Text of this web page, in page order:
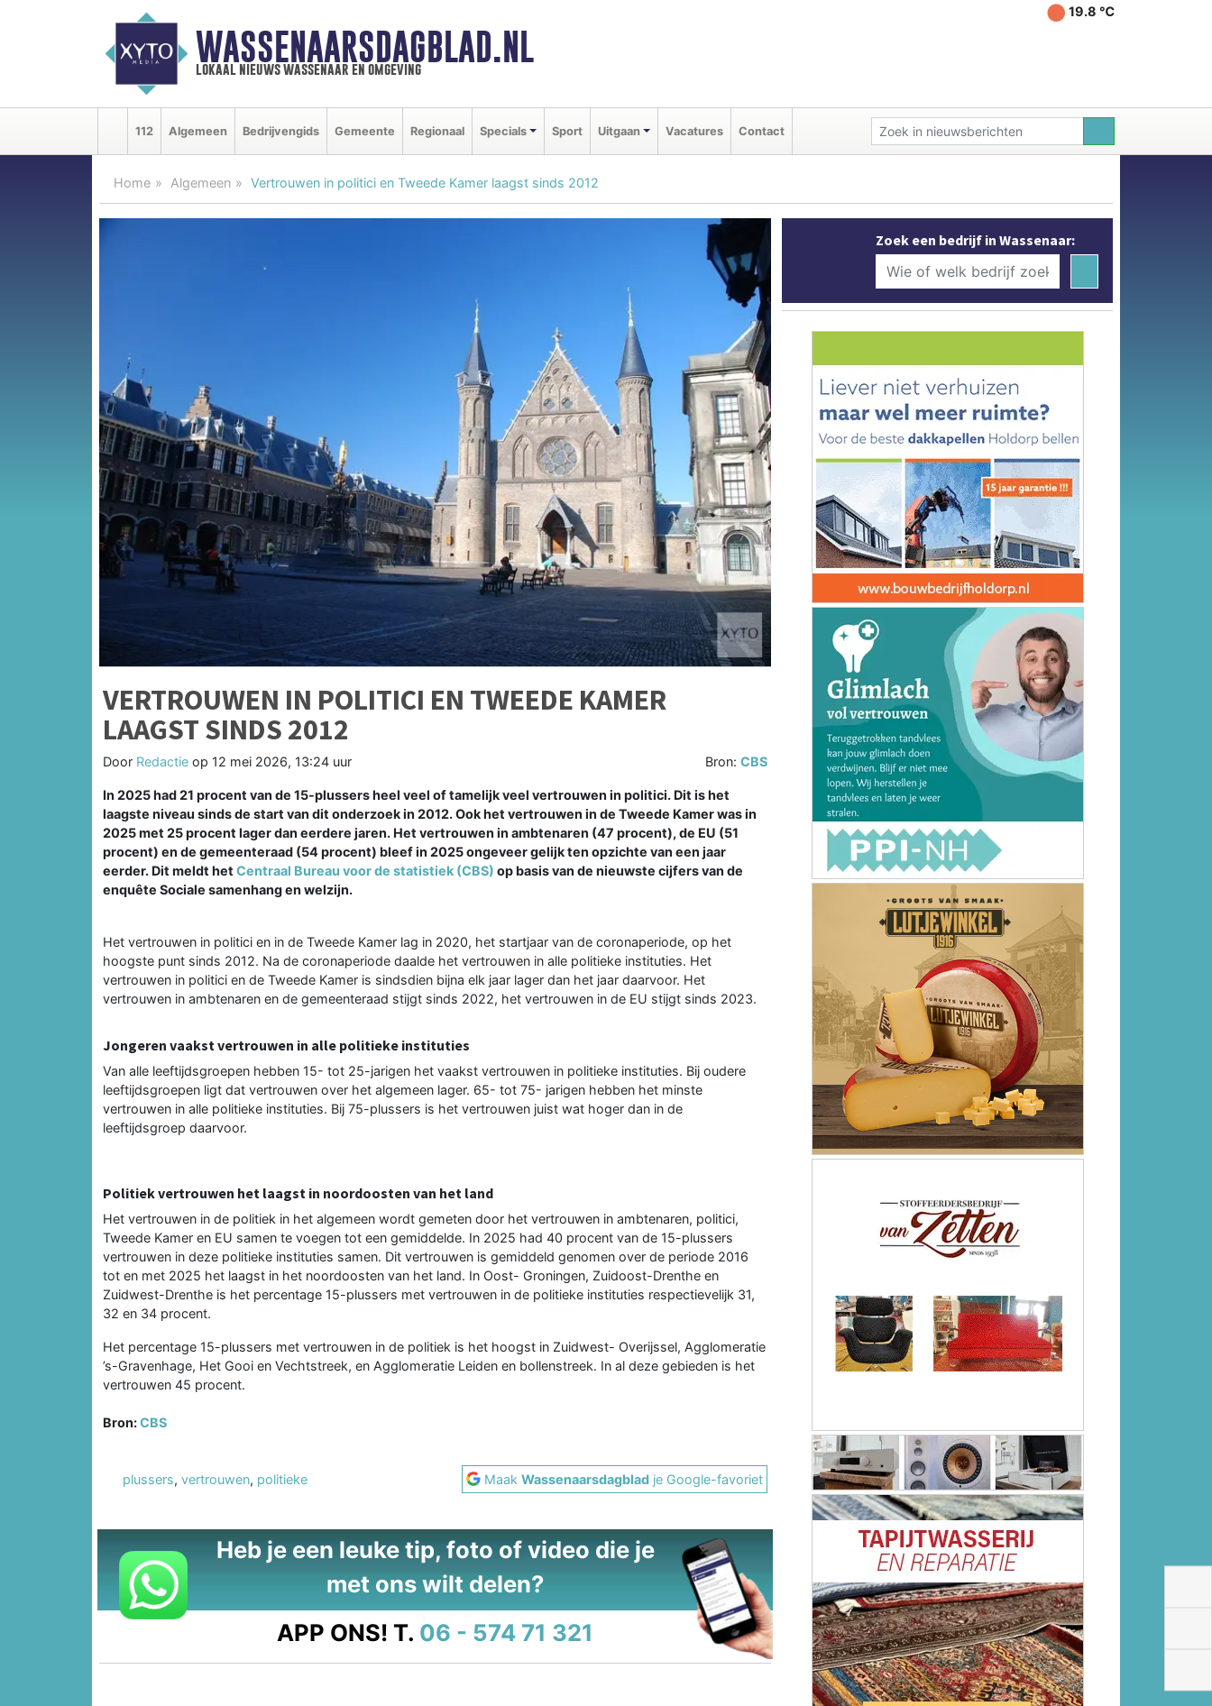
WASSENAARSDAGBLAD.NL
lokaal nieuws wassenaar en omgeving
19.8 ℃
112 Algemeen Bedrijvengids Gemeente Regionaal Specials Sport Uitgaan Vacatures Contact
Home Algemeen Vertrouwen in politici en Tweede Kamer laagst sinds 2012
VERTROUWEN IN POLITICI EN TWEEDE KAMER
LAAGST SINDS 2012
Door Redactie op 12 mei 2026, 13:24 uur Bron:CBS
In 2025 had 21 procent van de 15-plussers heel veel of tamelijk veel vertrouwen in politici. Dit is het
laagste niveau sinds de start van dit onderzoek in 2012. Ook het vertrouwen in de Tweede Kamer was in
2025 met 25 procent lager dan eerdere jaren. Het vertrouwen in ambtenaren (47 procent), de EU (51
procent) en de gemeenteraad (54 procent) bleef in 2025 ongeveer gelijk ten opzichte van een jaar
eerder. Dit meldt het Centraal Bureau voor de statistiek (CBS) op basis van de nieuwste cijfers van de
enquête Sociale samenhang en welzijn.
Het vertrouwen in politici en in de Tweede Kamer lag in 2020, het startjaar van de coronaperiode, op het
hoogste punt sinds 2012. Na de coronaperiode daalde het vertrouwen in alle politieke instituties. Het
vertrouwen in politici en de Tweede Kamer is sindsdien bijna elk jaar lager dan het jaar daarvoor. Het
vertrouwen in ambtenaren en de gemeenteraad stijgt sinds 2022, het vertrouwen in de EU stijgt sinds 2023.
Jongeren vaakst vertrouwen in alle politieke instituties
Van alle leeftijdsgroepen hebben 15- tot 25-jarigen het vaakst vertrouwen in politieke instituties. Bij oudere
leeftijdsgroepen ligt dat vertrouwen over het algemeen lager. 65- tot 75- jarigen hebben het minste
vertrouwen in alle politieke instituties. Bij 75-plussers is het vertrouwen juist wat hoger dan in de
leeftijdsgroep daarvoor.
Politiek vertrouwen het laagst in noordoosten van het land
Het vertrouwen in de politiek in het algemeen wordt gemeten door het vertrouwen in ambtenaren, politici,
Tweede Kamer en EU samen te voegen tot een gemiddelde. In 2025 had 40 procent van de 15-plussers
vertrouwen in deze politieke instituties samen. Dit vertrouwen is gemiddeld genomen over de periode 2016
tot en met 2025 het laagst in het noordoosten van het land. In Oost- Groningen, Zuidoost-Drenthe en
Zuidwest-Drenthe is het percentage 15-plussers met vertrouwen in de politieke instituties respectievelijk 31,
32 en 34 procent.
Het percentage 15-plussers met vertrouwen in de politiek is het hoogst in Zuidwest- Overijssel, Agglomeratie
’s-Gravenhage, Het Gooi en Vechtstreek, en Agglomeratie Leiden en bollenstreek. In al deze gebieden is het
vertrouwen 45 procent.
Bron:CBS
plussers, vertrouwen, politieke MaakWassenaarsdagblad je Google-favoriet
Heb je een leuke tip, foto of video die je
met ons wilt delen?
APP ONS! T. 06 - 574 71 321
Zoek een bedrijf in Wassenaar: